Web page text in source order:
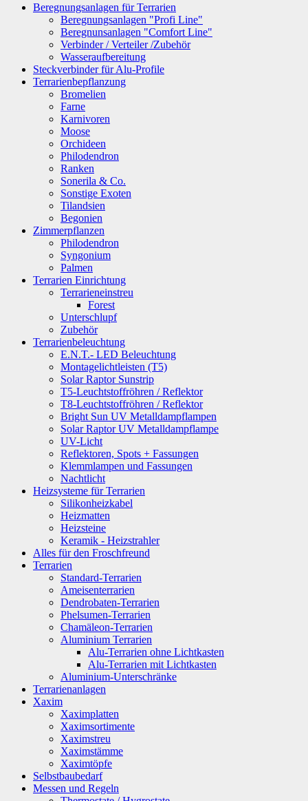
Beregnungsanlagen für Terrarien
Beregnungsanlagen "Profi Line"
Beregnunsanlagen "Comfort Line"
Verbinder / Verteiler /Zubehör
Wasseraufbereitung
Steckverbinder für Alu-Profile
Terrarienbepflanzung
Bromelien
Farne
Karnivoren
Moose
Orchideen
Philodendron
Ranken
Sonerila & Co.
Sonstige Exoten
Tilandsien
Begonien
Zimmerpflanzen
Philodendron
Syngonium
Palmen
Terrarien Einrichtung
Terrarieneinstreu
Forest
Unterschlupf
Zubehör
Terrarienbeleuchtung
E.N.T.- LED Beleuchtung
Montagelichtleisten (T5)
Solar Raptor Sunstrip
T5-Leuchtstoffröhren / Reflektor
T8-Leuchtstoffröhren / Reflektor
Bright Sun UV Metalldampflampen
Solar Raptor UV Metalldampflampe
UV-Licht
Reflektoren, Spots + Fassungen
Klemmlampen und Fassungen
Nachtlicht
Heizsysteme für Terrarien
Silikonheizkabel
Heizmatten
Heizsteine
Keramik - Heizstrahler
Alles für den Froschfreund
Terrarien
Standard-Terrarien
Ameisenterrarien
Dendrobaten-Terrarien
Phelsumen-Terrarien
Chamäleon-Terrarien
Aluminium Terrarien
Alu-Terrarien ohne Lichtkasten
Alu-Terrarien mit Lichtkasten
Aluminium-Unterschränke
Terrarienanlagen
Xaxim
Xaximplatten
Xaximsortimente
Xaximstreu
Xaximstämme
Xaximtöpfe
Selbstbaubedarf
Messen und Regeln